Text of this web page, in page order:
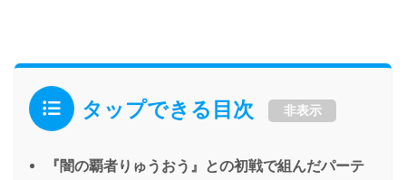
タップできる目次 非表示
『闇の覇者りゅうおう』との初戦で組んだパーテ